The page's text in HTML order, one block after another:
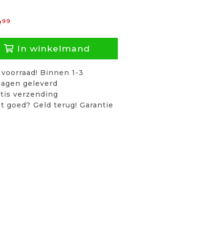
99
In winkelmand
Binnen 1-3
geleverd
verzending
goed? Geld terug! Garantie